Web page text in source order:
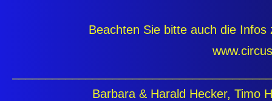
Beachten Sie bitte auch die
www.circusevents-
Barbara & Harald Hecker, Timo